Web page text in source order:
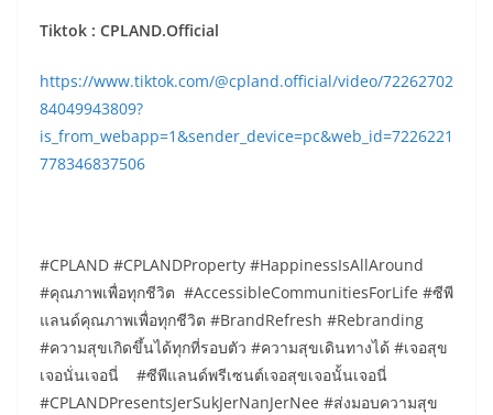
Tiktok : CPLAND.Official
https://www.tiktok.com/@cpland.official/video/72262702
84049943809?
is_from_webapp=1&sender_device=pc&web_id=7226221
778346837506
#CPLAND #CPLANDProperty #HappinessIsAllAround
#คุณภาพเพื่อทุกชีวิต #AccessibleCommunitiesForLife #ซีพี
แลนด์คุณภาพเพื่อทุกชีวิต #BrandRefresh #Rebranding
#ความสุขเกิดขึ้นได้ทุกที่รอบตัว #ความสุขเดินทางได้​ #เจอสุข
เจอนั่นเจอนี่ #ซีพีแลนด์พรีเซนต์เจอสุขเจอนั้นเจอนี่
#CPLANDPresentsJerSukJerNanJerNee #ส่งมอบความสุข